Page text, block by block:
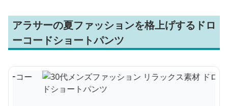
アラサーの夏ファッションを格上げするドロ
ーコードショートパンツ